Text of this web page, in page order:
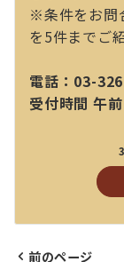
※条件をお問
を5件までご
電話：03-
受付時間 午
前のページ